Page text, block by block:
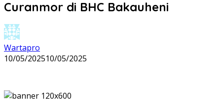
Curanmor di BHC Bakauheni
Wartapro
10/05/202510/05/2025